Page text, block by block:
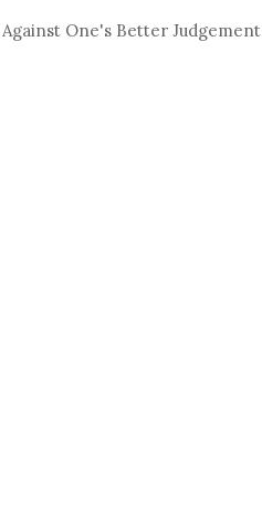
One's Better Judgement
DISTRICTS»